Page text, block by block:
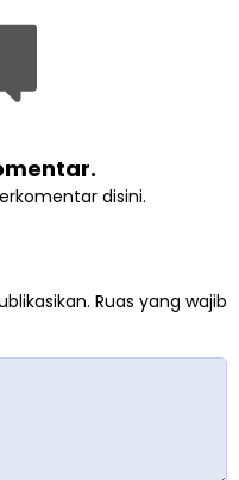
disini.
Ruas yang wajib